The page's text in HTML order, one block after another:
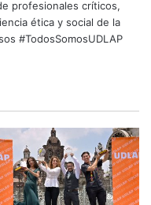
profesionales críticos,
ética y social de la
#TodosSomosUDLAP